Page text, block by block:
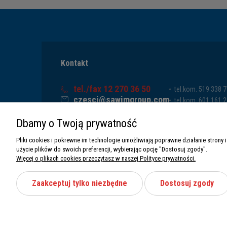
Kontakt
tel./fax 12 270 36 50
czesci@sawimgroup.com
32-080 Zabierzów
NIP: 5130284470
REGON: 5246591010
tel.kom. 519 338
tel.kom. 601 161
Dbamy o Twoją prywatność
Pliki cookies i pokrewne im technologie umożliwiają poprawne działanie
użycie plików do swoich preferencji, wybierając opcję "Dostosuj zgody".
Więcej o plikach cookies przeczytasz w naszej Polityce prywatności.
Zaakceptuj tylko niezbędne Dostosuj zgody